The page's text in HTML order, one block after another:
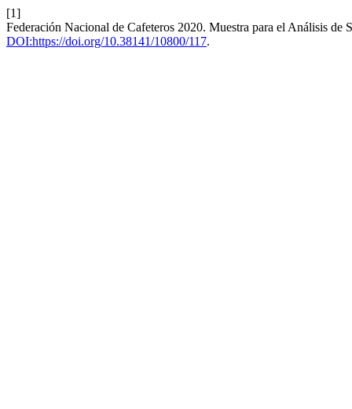
[1]
Federación Nacional de Cafeteros 2020. Muestra para el Análisis de
DOI:https://doi.org/10.38141/10800/117.